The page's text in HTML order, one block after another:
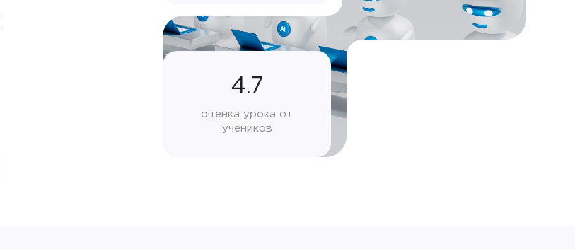
4.7
оценка урока от
учеников